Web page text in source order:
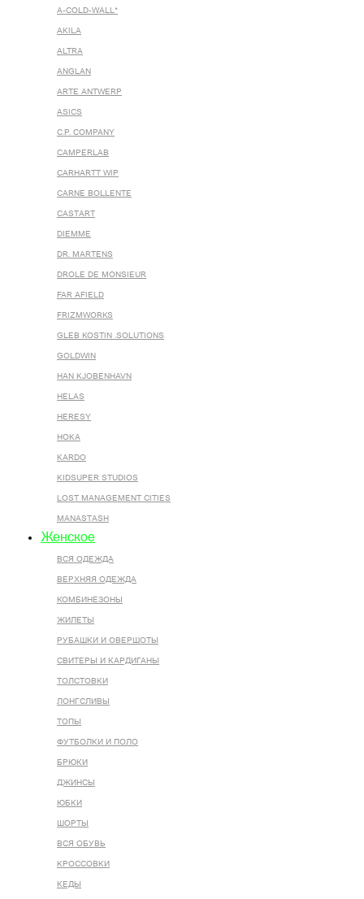
A-COLD-WALL*
AKILA
ALTRA
ANGLAN
ARTE ANTWERP
ASICS
C.P. COMPANY
CAMPERLAB
CARHARTT WIP
CARNE BOLLENTE
CASTART
DIEMME
DR. MARTENS
DROLE DE MONSIEUR
FAR AFIELD
FRIZMWORKS
GLEB KOSTIN .SOLUTIONS
GOLDWIN
HAN KJOBENHAVN
HELAS
HERESY
HOKA
KARDO
KIDSUPER STUDIOS
LOST MANAGEMENT CITIES
MANASTASH
Женское
ВСЯ ОДЕЖДА
ВЕРХНЯЯ ОДЕЖДА
КОМБИНЕЗОНЫ
ЖИЛЕТЫ
РУБАШКИ И ОВЕРШОТЫ
СВИТЕРЫ И КАРДИГАНЫ
ТОЛСТОВКИ
ЛОНГСЛИВЫ
ТОПЫ
ФУТБОЛКИ И ПОЛО
БРЮКИ
ДЖИНСЫ
ЮБКИ
ШОРТЫ
ВСЯ ОБУВЬ
КРОССОВКИ
КЕДЫ